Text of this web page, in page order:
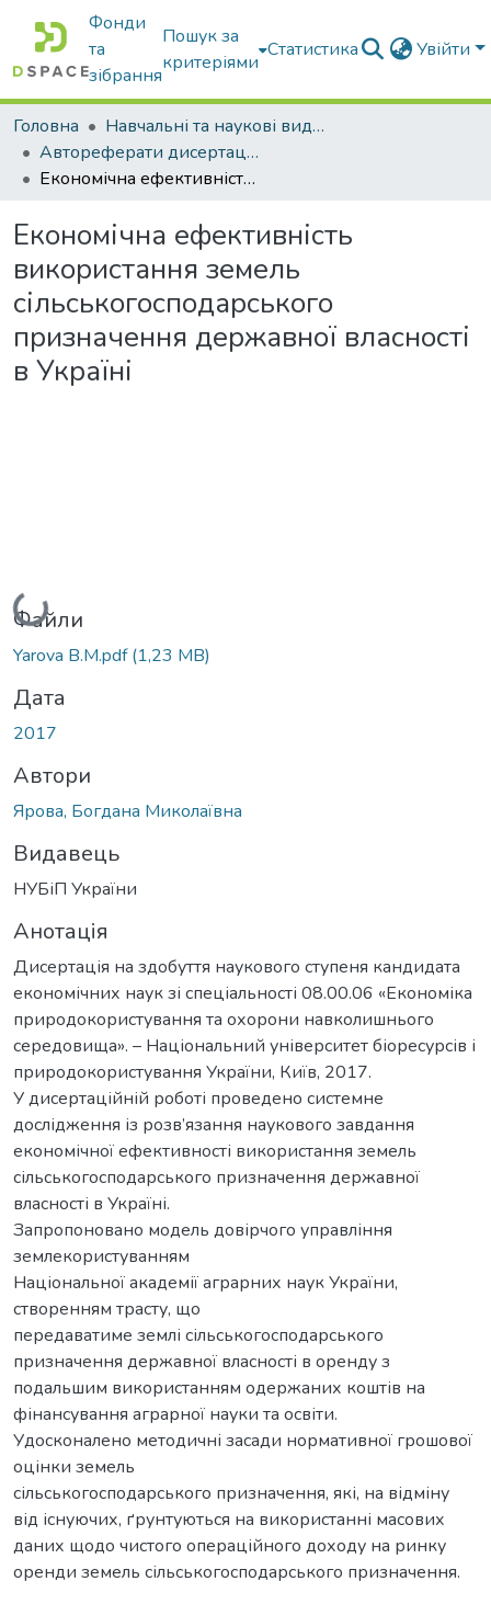
Фонди
та
зібрання
Пошук за
критеріями
Статистика Увійти
Головна
Навчальні та наукові видання
Автореферати дисертацій та дисертації
Економічна ефективність використання земель сільськогосподарського призначення державної власності в Україні
Економічна ефективність
використання земель
сільськогосподарського
призначення державної власності
в Україні
Вантажиться...
Файли
Yarova B.M.pdf(1,23 MB)
Дата
2017
Автори
Ярова, Богдана Миколаївна
Видавець
НУБіП України
Анотація
Дисертація на здобуття наукового ступеня кандидата
економічних наук зі спеціальності 08.00.06 «Економіка
природокористування та охорони навколишнього
середовища». – Національний університет біоресурсів і
природокористування України, Київ, 2017.
У дисертаційній роботі проведено системне
дослідження із розв’язання наукового завдання
економічної ефективності використання земель
сільськогосподарського призначення державної
власності в Україні.
Запропоновано модель довірчого управління
землекористуванням
Національної академії аграрних наук України,
створенням трасту, що
передаватиме землі сільськогосподарського
призначення державної власності в оренду з
подальшим використанням одержаних коштів на
фінансування аграрної науки та освіти.
Удосконалено методичні засади нормативної грошової
оцінки земель
сільськогосподарського призначення, які, на відміну
від існуючих, ґрунтуються на використанні масових
даних щодо чистого операційного доходу на ринку
оренди земель сільськогосподарського призначення.